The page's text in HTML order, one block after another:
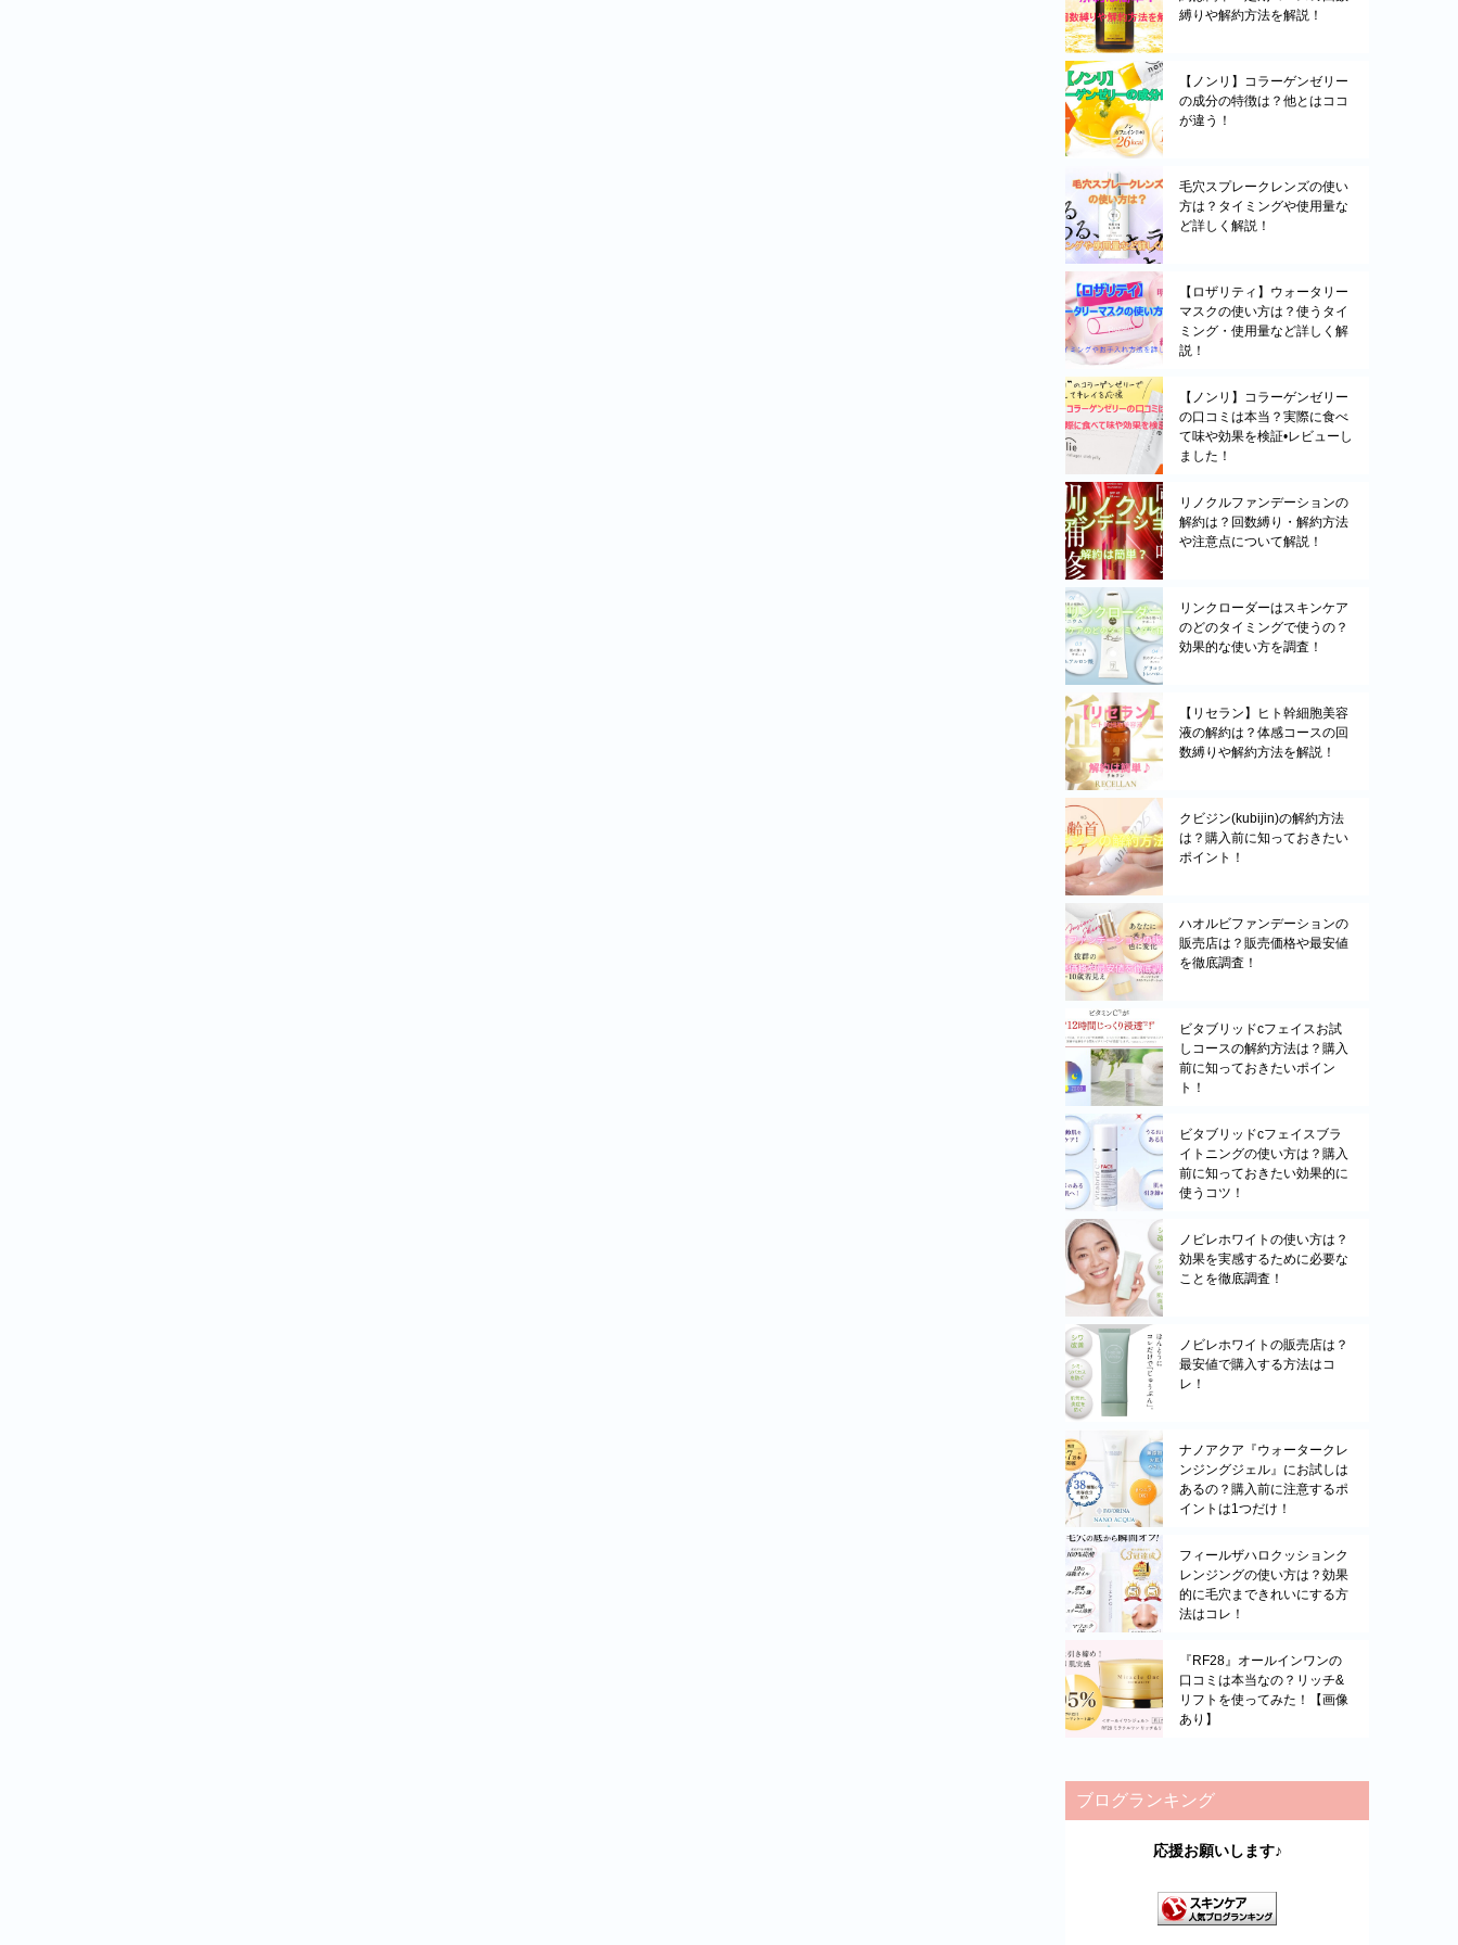
縛りや解約方法を解説！
【ノンリ】コラーゲンゼリー
の成分の特徴は？他とはココ
が違う！
毛穴スプレークレンズの使い
方は？タイミングや使用量な
ど詳しく解説！
【ロザリティ】ウォータリー
マスクの使い方は？使うタイ
ミング・使用量など詳しく解
説！
【ノンリ】コラーゲンゼリー
の口コミは本当？実際に食べ
て味や効果を検証•レビューし
ました！
リノクルファンデーションの
解約は？回数縛り・解約方法
や注意点について解説！
リンクローダーはスキンケア
のどのタイミングで使うの？
効果的な使い方を調査！
【リセラン】ヒト幹細胞美容
液の解約は？体感コースの回
数縛りや解約方法を解説！
クビジン(kubijin)の解約方法
は？購入前に知っておきたい
ポイント！
ハオルビファンデーションの
販売店は？販売価格や最安値
を徹底調査！
ビタブリッドcフェイスお試
しコースの解約方法は？購入
前に知っておきたいポイン
ト！
ビタブリッドcフェイスブラ
イトニングの使い方は？購入
前に知っておきたい効果的に
使うコツ！
ノビレホワイトの使い方は？
効果を実感するために必要な
ことを徹底調査！
ノビレホワイトの販売店は？
最安値で購入する方法はコ
レ！
ナノアクア『ウォータークレ
ンジングジェル』にお試しは
あるの？購入前に注意するポ
イントは1つだけ！
フィールザハロクッションク
レンジングの使い方は？効果
的に毛穴まできれいにする方
法はコレ！
『RF28』オールインワンの
口コミは本当なの？リッチ&
リフトを使ってみた！【画像
あり】
ブログランキング
応援お願いします♪